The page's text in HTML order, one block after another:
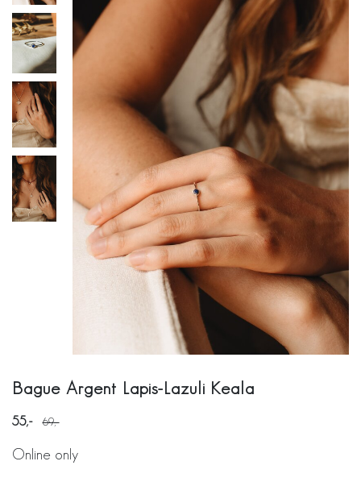
Bague Argent Lapis-Lazuli Keala
55 69
Online only